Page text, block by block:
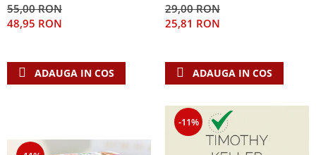
55,00 RON
48,95 RON
ADAUGA IN COS
29,00 RON
25,81 RON
ADAUGA IN COS
-11%